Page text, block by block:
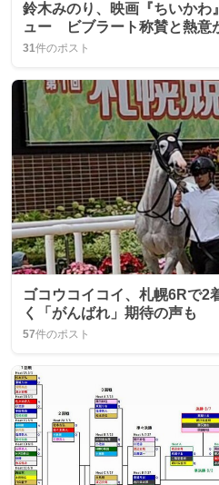
鈴木みのり、映画『ちいかわ
ュー ビブラート称賛と熱意
31件のポスト
ゴコウコイコイ、札幌6Rで2
く「がんばれ」期待の声も
57件のポスト